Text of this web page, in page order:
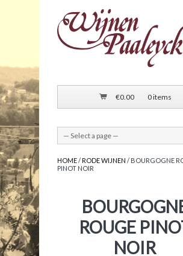
€0.00 0 items
HOME/ RODE WIJNEN / BOURGOGNE
PINOT NOIR
ROUGE
NOIR